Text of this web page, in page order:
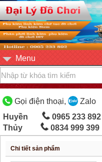
Menu
Gọi điện thoại,
Zalo
Huyền
0965 233 892
Thủy
0834 999 399
Chi tiết sản phẩm